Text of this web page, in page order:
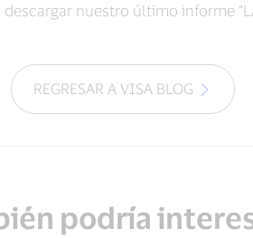
descargar nuestro último informe
REGRESAR A VISA BLOG
podría